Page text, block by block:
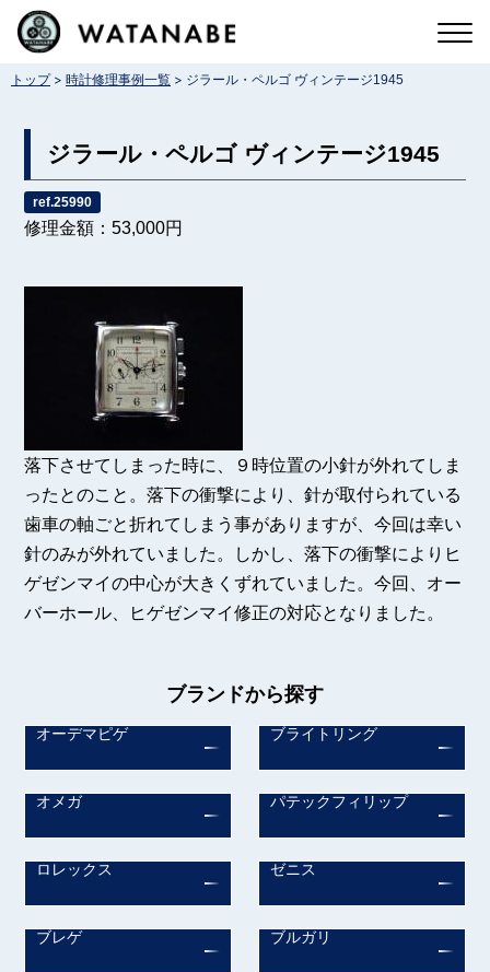
コ
テトップ> 時計修理事例一覧 > ジラール・ペルゴ ヴィンテージ1945
ジラール・ペルゴ ヴィンテージ1945
ref.25990
修理金額：53,000円
落下させてしまった時に、９時位置の小針が外れてしま
ったとのこと。落下の衝撃により、針が取付られている
歯車の軸ごと折れてしまう事がありますが、今回は幸い
針のみが外れていました。しかし、落下の衝撃によりヒ
ゲゼンマイの中心が大きくずれていました。今回、オー
バーホール、ヒゲゼンマイ修正の対応となりました。
ブランドから探す
オーデマピゲ ブライトリング
オメガ パテックフィリップ
ロレックス ゼニス
ブレゲ ブルガリ